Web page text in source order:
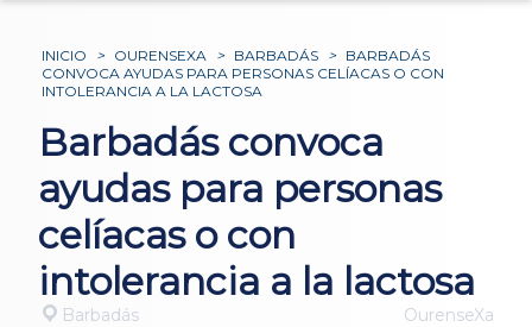
INICIO > OURENSEXA > BARBADÁS > BARBADÁS
CONVOCA AYUDAS PARA PERSONAS CELÍACAS O CON
INTOLERANCIA A LA LACTOSA
Barbadás convoca
ayudas para personas
celíacas o con
intolerancia a la lactosa
Barbadás OurenseXa